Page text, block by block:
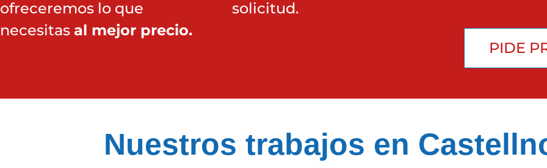
ofreceremos lo que
necesitas al mejor precio.
solicitud.
PIDE
Nuestros trabajos en